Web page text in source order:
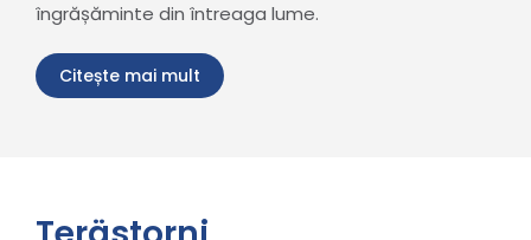
îngrășăminte din întreaga lume.
Citește mai mult